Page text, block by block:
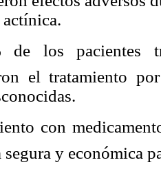
de los pacientes
el tratamiento
con
y económica